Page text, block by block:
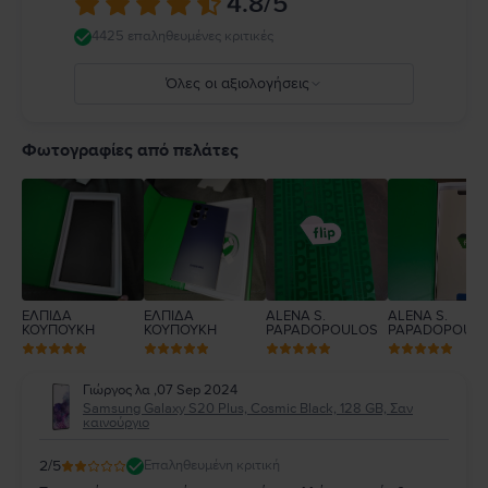
4425 επαληθευμένες κριτικές
Όλες οι αξιολογήσεις
4
Φωτογραφίες από πελάτες
ΕΛΠΙΔΑ
ΚΟΥΠΟΥΚΗ
ΕΛΠΙΔΑ
ΚΟΥΠΟΥΚΗ
ALENA S.
PAPADOPOULOS
ALENA S.
Γιώργος λα ,07 Sep 2024
Samsung Galaxy S20 Plus, Cosmic Black, 128 GB, Σαν
καινούργιο
2/5 Επαληθευμένη κριτική